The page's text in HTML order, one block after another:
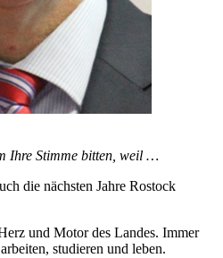
Ihre Stimme bitten, weil …
die nächsten Jahre Rostock
und Motor des Landes. Immer
studieren und leben.